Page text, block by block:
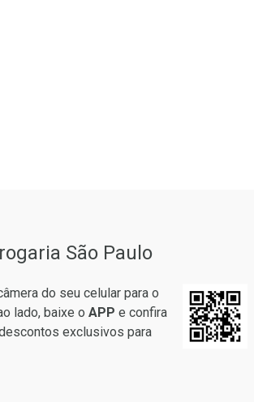
São Paulo
do seu celular para o
lado, baixe o APP e confira
exclusivos para